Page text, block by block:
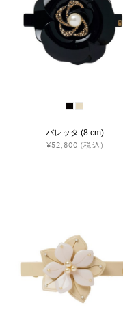
バレッタ (8 cm)
¥52,800 (税込)